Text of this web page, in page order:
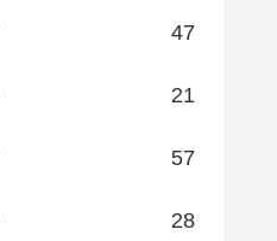
47
21
57
28